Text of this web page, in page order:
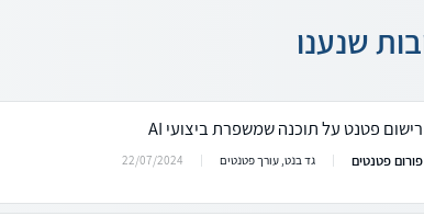
שנענו
רישום פטנט על תוכנה שמשפרת ביצועי AI
פורום פטנטים גד בנט, עורך פטנטים 22/07/2024